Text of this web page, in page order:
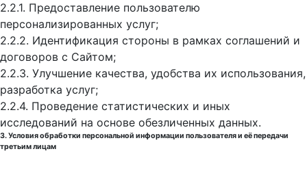
2.2.1. Предоставление пользователю
персонализированных услуг;
2.2.2. Идентификация стороны в рамках соглашений и
договоров с Сайтом;
2.2.3. Улучшение качества, удобства их использования,
разработка услуг;
2.2.4. Проведение статистических и иных
исследований на основе обезличенных данных.
3. Условия обработки персональной информации пользователя и её передачи
третьим лицам